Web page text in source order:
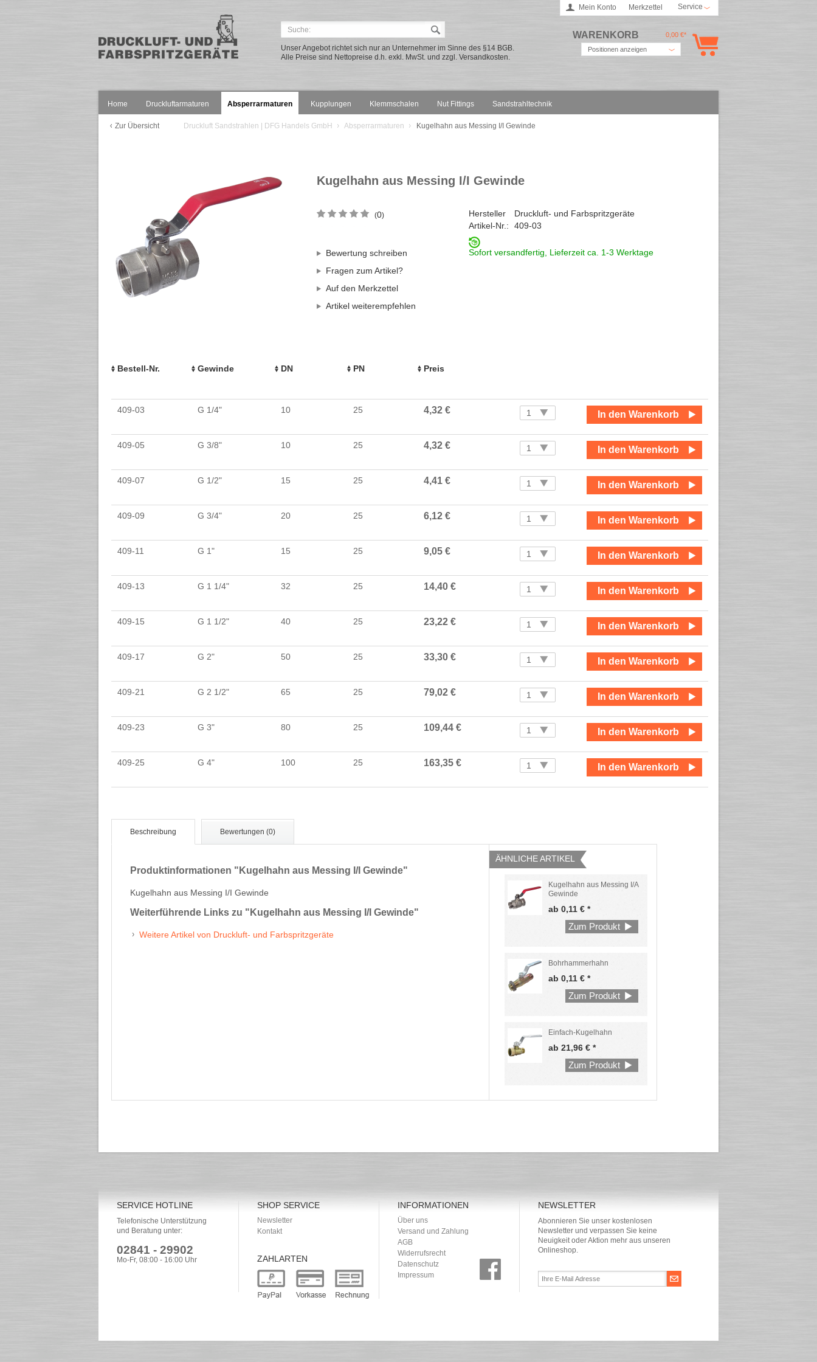
Unser Angebot richtet sich nur an Unternehmer im Sinne des §14 BGB.
Alle Preise sind Nettopreise d.h. exkl. MwSt. und zzgl. Versandkosten.
Mein Konto Merkzettel Service
WARENKORB
0,00 €*
Positionen anzeigen
Home Druckluftarmaturen Absperrarmaturen Kupplungen Klemmschalen Nut Fittings Sandstrahltechnik
Zur Übersicht Druckluft Sandstrahlen | DFG Handels GmbH Absperrarmaturen Kugelhahn aus Messing I/I Gewinde
Kugelhahn aus Messing I/I Gewinde
(0)
Bewertung schreiben
Fragen zum Artikel?
Auf den Merkzettel
Artikel weiterempfehlen
Hersteller
Druckluft- und Farbspritzgeräte
Artikel-Nr.:
409-03
Sofort versandfertig, Lieferzeit ca. 1-3 Werktage
Bestell-Nr. Gewinde DN PN Preis
409-03 G 1/4" 10 25 4,32 € 1 In den Warenkorb
409-05 G 3/8" 10 25 4,32 € 1 In den Warenkorb
409-07 G 1/2" 15 25 4,41 € 1 In den Warenkorb
409-09 G 3/4" 20 25 6,12 € 1 In den Warenkorb
409-11 G 1" 15 25 9,05 € 1 In den Warenkorb
409-13 G 1 1/4" 32 25 14,40 € 1 In den Warenkorb
409-15 G 1 1/2" 40 25 23,22 € 1 In den Warenkorb
409-17 G 2" 50 25 33,30 € 1 In den Warenkorb
409-21 G 2 1/2" 65 25 79,02 € 1 In den Warenkorb
409-23 G 3" 80 25 109,44 € 1 In den Warenkorb
409-25 G 4" 100 25 163,35 € 1 In den Warenkorb
Beschreibung Bewertungen (0)
Produktinformationen "Kugelhahn aus Messing I/I Gewinde"
Kugelhahn aus Messing I/I Gewinde
Weiterführende Links zu "Kugelhahn aus Messing I/I Gewinde"
Weitere Artikel von Druckluft- und Farbspritzgeräte
ÄHNLICHE ARTIKEL
Kugelhahn aus Messing I/A
Gewinde
ab 0,11 € *
Zum Produkt
Bohrhammerhahn
ab 0,11 € *
Zum Produkt
Einfach-Kugelhahn
ab 21,96 € *
Zum Produkt
SERVICE HOTLINE
Telefonische Unterstützung
und Beratung unter:
02841 - 29902
Mo-Fr, 08:00 - 16:00 Uhr
SHOP SERVICE
Newsletter
Kontakt
ZAHLARTEN
INFORMATIONEN
Über uns
Versand und Zahlung
AGB
Widerrufsrecht
Datenschutz
Impressum
NEWSLETTER
Abonnieren Sie unser kostenlosen
Newsletter und verpassen Sie keine
Neuigkeit oder Aktion mehr aus unseren
Onlineshop.